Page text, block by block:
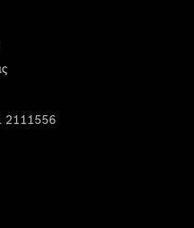
2111556